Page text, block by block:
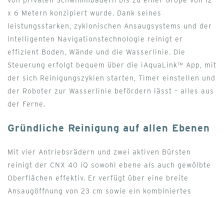
x 6 Metern konzipiert wurde. Dank seines
leistungsstarken, zyklonischen Ansaugsystems und der
intelligenten Navigationstechnologie reinigt er
effizient Boden, Wände und die Wasserlinie. Die
Steuerung erfolgt bequem über die iAquaLink™ App, mit
der sich Reinigungszyklen starten, Timer einstellen und
der Roboter zur Wasserlinie befördern lässt – alles aus
der Ferne.
Gründliche Reinigung auf allen Ebenen
Mit vier Antriebsrädern und zwei aktiven Bürsten
reinigt der CNX 40 iQ sowohl ebene als auch gewölbte
Oberflächen effektiv. Er verfügt über eine breite
Ansaugöffnung von 23 cm sowie ein kombiniertes